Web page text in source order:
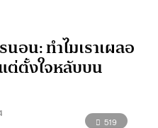
อน: ทำไมเราเผลอ
ต่ตั้งใจหลับบน
519